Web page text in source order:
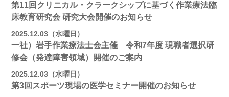
第11回クリニカル・クラークシップに基づく作業療法臨
床教育研究会 研究大会開催のお知らせ
2025.12.03（水曜日）
一社）岩手作業療法士会主催 令和7年度 現職者選択研
修会（発達障害領域）開催のご案内
2025.12.03（水曜日）
第3回スポーツ現場の医学セミナー開催のお知らせ